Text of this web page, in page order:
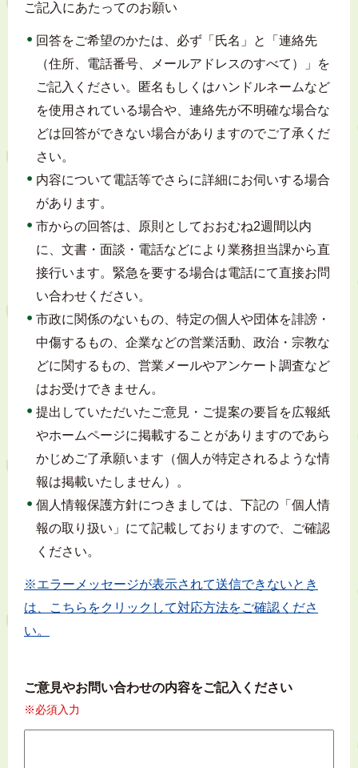
ご記入にあたってのお願い
回答をご希望のかたは、必ず「氏名」と「連絡先
（住所、電話番号、メールアドレスのすべて）」を
ご記入ください。匿名もしくはハンドルネームなど
を使用されている場合や、連絡先が不明確な場合な
どは回答ができない場合がありますのでご了承くだ
さい。
内容について電話等でさらに詳細にお伺いする場合
があります。
市からの回答は、原則としておおむね2週間以内
に、文書・面談・電話などにより業務担当課から直
接行います。緊急を要する場合は電話にて直接お問
い合わせください。
市政に関係のないもの、特定の個人や団体を誹謗・
中傷するもの、企業などの営業活動、政治・宗教な
どに関するもの、営業メールやアンケート調査など
はお受けできません。
提出していただいたご意見・ご提案の要旨を広報紙
やホームページに掲載することがありますのであら
かじめご了承願います（個人が特定されるような情
報は掲載いたしません）。
個人情報保護方針につきましては、下記の「個人情
報の取り扱い」にて記載しておりますので、ご確認
ください。
※エラーメッセージが表示されて送信できないとき
は、こちらをクリックして対応方法をご確認くださ
い。
ご意見やお問い合わせの内容をご記入ください
※必須入力